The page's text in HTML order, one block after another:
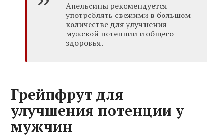
Апельсины рекомендуется
употреблять свежими в большом
количестве для улучшения
мужской потенции и общего
здоровья.
Грейпфрут для
улучшения потенции у
мужчин